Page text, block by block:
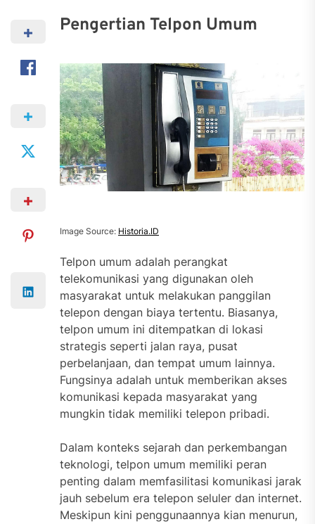
Pengertian Telpon Umum
Image Source: Historia.ID
Telpon umum adalah perangkat
telekomunikasi yang digunakan oleh
masyarakat untuk melakukan panggilan
telepon dengan biaya tertentu. Biasanya,
telpon umum ini ditempatkan di lokasi
strategis seperti jalan raya, pusat
perbelanjaan, dan tempat umum lainnya.
Fungsinya adalah untuk memberikan akses
komunikasi kepada masyarakat yang
mungkin tidak memiliki telepon pribadi.
Dalam konteks sejarah dan perkembangan
teknologi, telpon umum memiliki peran
penting dalam memfasilitasi komunikasi jarak
jauh sebelum era telepon seluler dan internet.
Meskipun kini penggunaannya kian menurun,